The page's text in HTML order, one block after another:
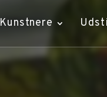
Kunstnere